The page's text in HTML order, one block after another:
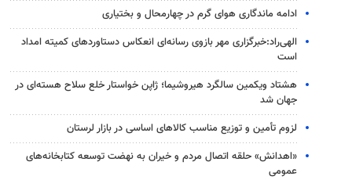
ادامه ماندگاری هوای گرم در چهارمحال و بختیاری
الهی‌راد:خبرگزاری مهر بازوی رسانه‌ای انعکاس دستاوردهای کمیته امداد
است
هشتاد ویکمین سالگرد هیروشیما؛ ژاپن خواستار خلع سلاح هسته‌ای در
جهان شد
لزوم تأمین و توزیع مناسب کالاهای اساسی در بازار لرستان
«اهدانش» حلقه اتصال مردم و خیران به نهضت توسعه کتابخانه‌های
عمومی